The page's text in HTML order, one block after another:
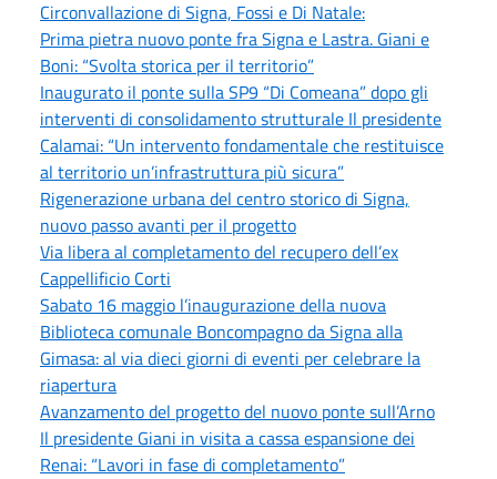
Circonvallazione di Signa, Fossi e Di Natale:
Prima pietra nuovo ponte fra Signa e Lastra. Giani e
Boni: “Svolta storica per il territorio”
Inaugurato il ponte sulla SP9 “Di Comeana” dopo gli
interventi di consolidamento strutturale Il presidente
Calamai: “Un intervento fondamentale che restituisce
al territorio un’infrastruttura più sicura”
Rigenerazione urbana del centro storico di Signa,
nuovo passo avanti per il progetto
Via libera al completamento del recupero dell’ex
Cappellificio Corti
Sabato 16 maggio l’inaugurazione della nuova
Biblioteca comunale Boncompagno da Signa alla
Gimasa: al via dieci giorni di eventi per celebrare la
riapertura
Avanzamento del progetto del nuovo ponte sull’Arno
Il presidente Giani in visita a cassa espansione dei
Renai: “Lavori in fase di completamento”